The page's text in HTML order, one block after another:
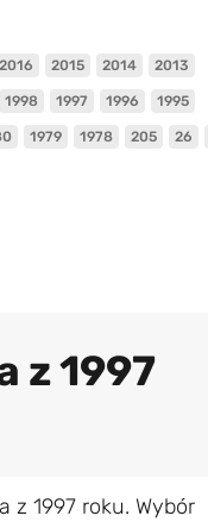
2016 2015 2014 2013
1998 1997 1996 1995
1979 1978 205 26
z 1997
1997 roku. Wybór